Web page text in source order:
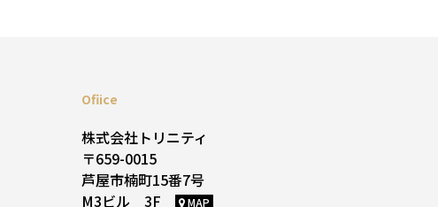
Ofiice
株式会社トリニティ
〒659-0015
芦屋市楠町15番7号
M3ビル 3F
MAP